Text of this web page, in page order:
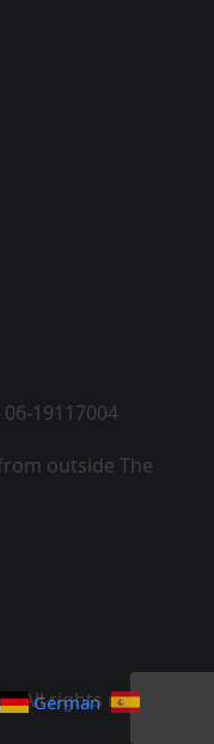
19117004
outside The
All rights reserved
German